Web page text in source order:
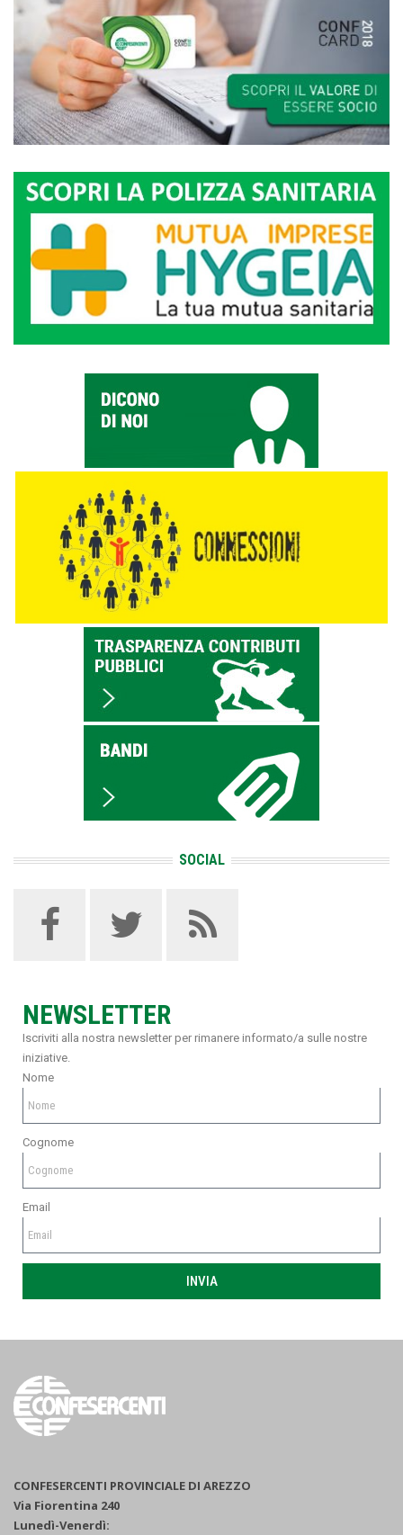
SOCIAL
NEWSLETTER
Iscriviti alla nostra newsletter per rimanere informato/a sulle nostre
iniziative.
Nome
Cognome
Email
INVIA
CONFESERCENTI PROVINCIALE DI AREZZO
Via Fiorentina 240
Lunedì-Venerdì: